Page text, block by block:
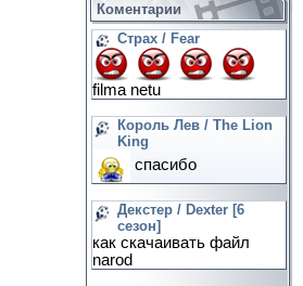
Коментарии
Страх / Fear
filma netu
Король Лев / The Lion
King
спасибо
Декстер / Dexter [6
сезон]
как скачаивать файл
narod